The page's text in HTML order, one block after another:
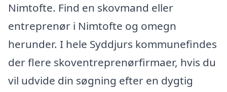
Nimtofte. Find en skovmand eller
entreprenør i Nimtofte og omegn
herunder. I hele Syddjurs kommunefindes
der flere skoventreprenørfirmaer, hvis du
vil udvide din søgning efter en dygtig